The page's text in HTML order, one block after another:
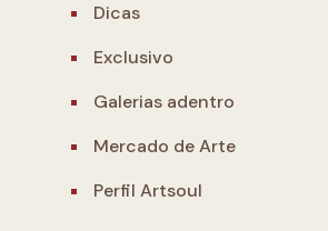
Dicas
Exclusivo
Galerias adentro
Mercado de Arte
Perfil Artsoul